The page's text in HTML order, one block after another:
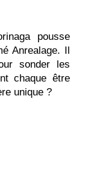
pousse
Anrealage. Il
sonder les
chaque être
unique ?